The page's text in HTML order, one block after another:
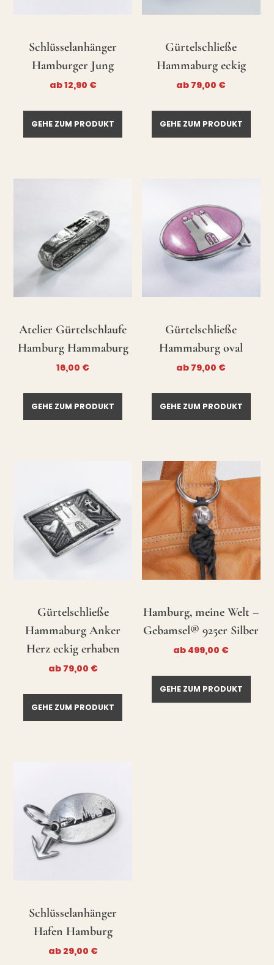
Schlüsselanhänger
Hamburger Jung
ab12,90 €
GEHE ZUM PRODUKT
Gürtelschließe
Hammaburg eckig
ab 79,00 €
GEHE ZUM PRODUKT
Atelier Gürtelschlaufe
Hamburg Hammaburg
16,00 €
GEHE ZUM PRODUKT
Gürtelschließe
Hammaburg oval
ab 79,00 €
GEHE ZUM PRODUKT
Gürtelschließe
Hammaburg Anker
Herz eckig erhaben
ab 79,00 €
GEHE ZUM PRODUKT
Hamburg, meine Welt –
Gebamsel® 925er Silber
ab 499,00 €
GEHE ZUM PRODUKT
Schlüsselanhänger
Hafen Hamburg
ab 29,00 €